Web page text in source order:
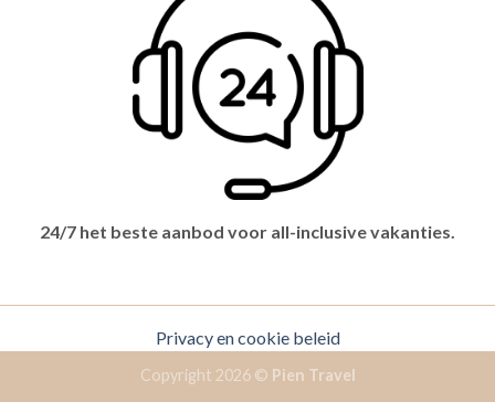
24/7 het beste aanbod voor all-inclusive vakanties.
Privacy en cookie beleid
Copyright 2026 © Pien Travel